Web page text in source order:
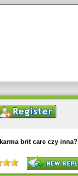
brit care czy inna?